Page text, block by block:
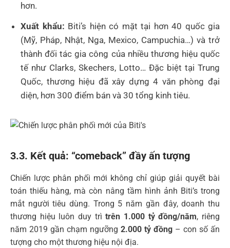
hơn.
Xuất khẩu: Biti’s hiện có mặt tại hơn 40 quốc gia
(Mỹ, Pháp, Nhật, Nga, Mexico, Campuchia…) và trở
thành đối tác gia công của nhiều thương hiệu quốc
tế như Clarks, Skechers, Lotto… Đặc biệt tại Trung
Quốc, thương hiệu đã xây dựng 4 văn phòng đại
diện, hơn 300 điểm bán và 30 tổng kinh tiêu.
3.3. Kết quả: “comeback” đầy ấn tượng
Chiến lược phân phối mới không chỉ giúp giải quyết bài
toán thiếu hàng, mà còn nâng tầm hình ảnh Biti’s trong
mắt người tiêu dùng. Trong 5 năm gần đây, doanh thu
thương hiệu luôn duy trìtrên 1.000 tỷ đồng/năm, riêng
năm 2019 gần chạm ngưỡng 2.000 tỷ đồng – con số ấn
tượng cho một thương hiệu nội địa.